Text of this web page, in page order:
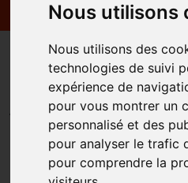
Nous utilisons
Nous utilisons des
technologies de suivi
expérience de
pour vous montrer un
personnalisé et des
pour analyser le trafic
pour comprendre la
Promos
Biocure
Comprimés
BIOCURE